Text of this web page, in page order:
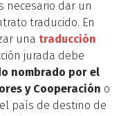
necesario dar un
traducido. En
una traducción
jurada debe
nombrado por el
y Cooperación o
país de destino de